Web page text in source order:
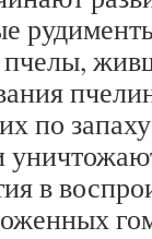
по
в